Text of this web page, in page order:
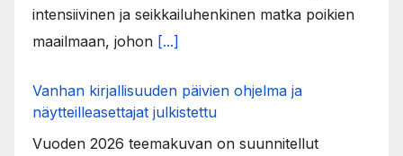
intensiivinen ja seikkailuhenkinen matka poikien
maailmaan, johon [...]
Vanhan kirjallisuuden päivien ohjelma ja
näytteilleasettajat julkistettu
Vuoden 2026 teemakuvan on suunnitellut